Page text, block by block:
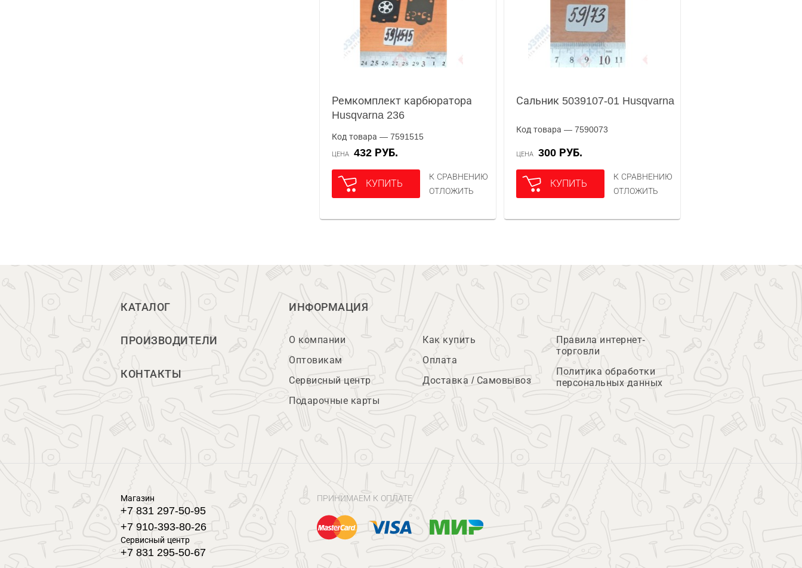
Ремкомплект карбюратора
Husqvarna 236
Код товара — 7591515
ЦЕНА 432 РУБ.
КУПИТЬ
К СРАВНЕНИЮ
ОТЛОЖИТЬ
Сальник 5039107-01 Husqvarna
Код товара — 7590073
ЦЕНА 300 РУБ.
КУПИТЬ
К СРАВНЕНИЮ
ОТЛОЖИТЬ
КАТАЛОГ
ПРОИЗВОДИТЕЛИ
КОНТАКТЫ
ИНФОРМАЦИЯ
О компании
Оптовикам
Сервисный центр
Подарочные карты
Как купить
Оплата
Доставка / Самовывоз
Правила интернет-
торговли
Политика обработки
персональных данных
Магазин
+7 831 297-50-95
+7 910-393-80-26
Сервисный центр
+7 831 295-50-67
ПРИНИМАЕМ К ОПЛАТЕ